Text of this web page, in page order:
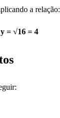
a relação:
= √16 = 4